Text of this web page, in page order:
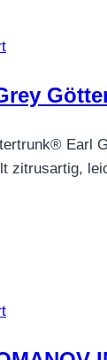
Earl
zitrusartig,